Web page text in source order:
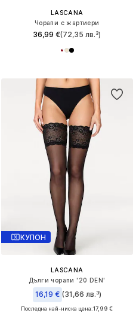
LASCANA
Чорапи с жартиери
36,99 €(72,35 лв.³)
КУПОН
LASCANA
Дълги чорапи '20 DEN'
16,19 € (31,66 лв.³)
Последна най-ниска цена:17,99 €